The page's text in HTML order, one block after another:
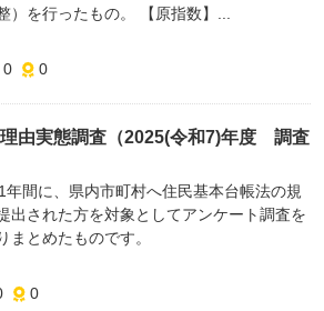
）を行ったもの。 【原指数】...
0 0
理由実態調査（2025(令和7)年度 調査
間に、県内市町村へ住民基本台帳法の規
出された方を対象としてアンケート調査を
まとめたものです。
0